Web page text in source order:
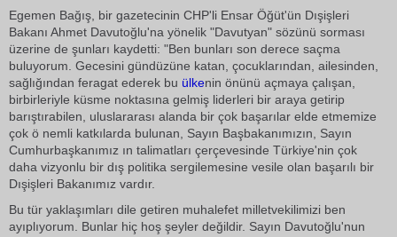
Egemen Bağış, bir gazetecinin CHP'li Ensar Öğüt'ün Dışişleri
Bakanı Ahmet Davutoğlu'na yönelik "Davutyan" sözünü sorması
üzerine de şunları kaydetti: "Ben bunları son derece saçma
buluyorum. Gecesini gündüzüne katan, çocuklarından, ailesinden,
sağlığından feragat ederek bu ülkenin önünü açmaya çalışan,
birbirleriyle küsme noktasına gelmiş liderleri bir araya getirip
barıştırabilen, uluslararası alanda bir çok başarılar elde etmemize
çok ö nemli katkılarda bulunan, Sayın Başbakanımızın, Sayın
Cumhurbaşkanımız ın talimatları çerçevesinde Türkiye'nin çok
daha vizyonlu bir dış politika sergilemesine vesile olan başarılı bir
Dışişleri Bakanımız vardır.
Bu tür yaklaşımları dile getiren muhalefet milletvekilimizi ben
ayıplıyorum. Bunlar hiç hoş şeyler değildir. Sayın Davutoğlu'nun